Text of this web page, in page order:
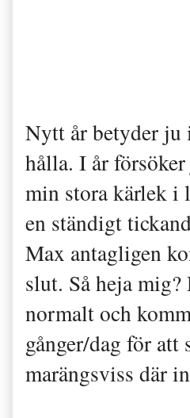
Nytt år betyder ju
hålla. I år
min stora kärlek i
en ständigt
Max antagligen
slut. Så heja
normalt och
gånger/dag för
marängsviss där